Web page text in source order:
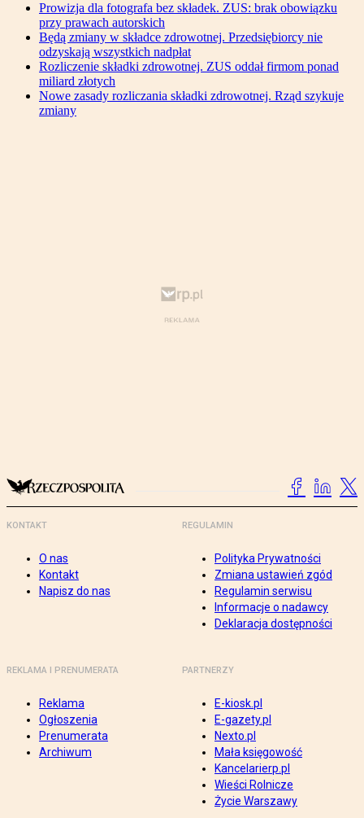
Prowizja dla fotografa bez składek. ZUS: brak obowiązku
przy prawach autorskich
Będą zmiany w składce zdrowotnej. Przedsiębiorcy nie
odzyskają wszystkich nadpłat
Rozliczenie składki zdrowotnej. ZUS oddał firmom ponad
miliard złotych
Nowe zasady rozliczania składki zdrowotnej. Rząd szykuje
zmiany
KONTAKT
O nas
Kontakt
Napisz do nas
REGULAMIN
Polityka Prywatności
Zmiana ustawień zgód
Regulamin serwisu
Informacje o nadawcy
Deklaracja dostępności
REKLAMA I PRENUMERATA
Reklama
Ogłoszenia
Prenumerata
Archiwum
PARTNERZY
E-kiosk.pl
E-gazety.pl
Nexto.pl
Mała księgowość
Kancelarierp.pl
Wieści Rolnicze
Życie Warszawy